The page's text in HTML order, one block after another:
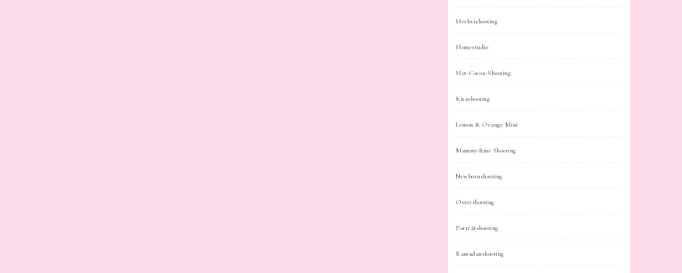
Herbstshooting
Homestudio
Hot-Cocoa-Shooting
Kitashooting
Lemon & Orange Mini
Mummy&me Shooting
Newbornshooting
Ostershooting
Porträtshooting
Ramadanshooting